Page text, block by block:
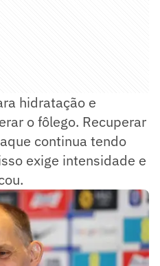
hidratação e
o fôlego. Recuperar
continua tendo
exige intensidade e